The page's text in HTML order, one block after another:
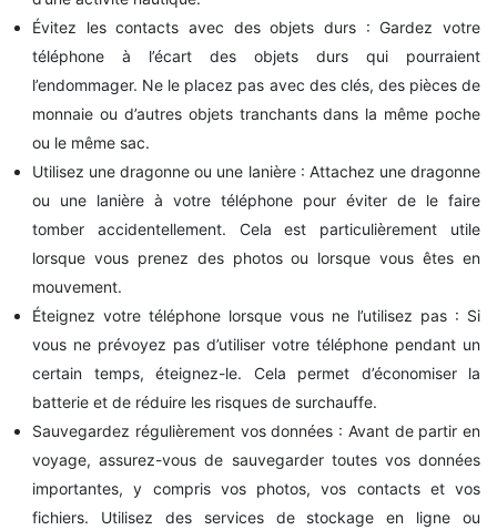
Évitez les contacts avec des objets durs : Gardez votre
téléphone à l’écart des objets durs qui pourraient
l’endommager. Ne le placez pas avec des clés, des pièces de
monnaie ou d’autres objets tranchants dans la même poche
ou le même sac.
Utilisez une dragonne ou une lanière : Attachez une dragonne
ou une lanière à votre téléphone pour éviter de le faire
tomber accidentellement. Cela est particulièrement utile
lorsque vous prenez des photos ou lorsque vous êtes en
mouvement.
Éteignez votre téléphone lorsque vous ne l’utilisez pas : Si
vous ne prévoyez pas d’utiliser votre téléphone pendant un
certain temps, éteignez-le. Cela permet d’économiser la
batterie et de réduire les risques de surchauffe.
Sauvegardez régulièrement vos données : Avant de partir en
voyage, assurez-vous de sauvegarder toutes vos données
importantes, y compris vos photos, vos contacts et vos
fichiers. Utilisez des services de stockage en ligne ou